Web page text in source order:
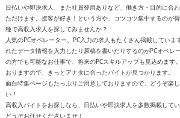
日払いや即決求人、また社員登用ありなど、働き方・目的に合
ただけます。接客が好き！という方や、コツコツ集中するのが
種で高収入求人を探してみませんか？
人気のPCオペレーター、PC入力の求人もたくさん掲載していま
れたデータ情報を入力したり原稿を書いたりするのがPCオペレ
の方でも可能なお仕事で、将来のPCスキルアップも見込めます
おりますので、きっとアナタに合ったバイトが見つかります。
面白特集ページもたっぷりご用意しておりますので、どうぞ楽
い！
高収入バイトをお探しなら、日払いや即決求人を多数掲載して
どうぞお任せくださいませ！